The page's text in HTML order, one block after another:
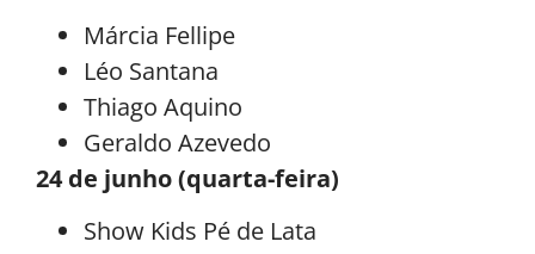
Márcia Fellipe
Léo Santana
Thiago Aquino
Geraldo Azevedo
24 de junho (quarta-feira)
Show Kids Pé de Lata